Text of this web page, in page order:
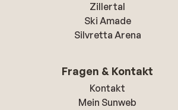
Zillertal
Ski Amade
Silvretta Arena
Fragen & Kontakt
Kontakt
Mein Sunweb